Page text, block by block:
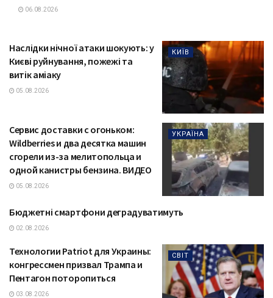
06.08.2026
КИЇВ
Наслідки нічної атаки шокують: у
Києві руйнування, пожежі та
витік аміаку
05.08.2026
УКРАЇНА
Сервис доставки с огоньком:
Wildberries и два десятка машин
сгорели из-за мелитопольца и
одной канистры бензина. ВИДЕО
05.08.2026
ТЕХНОЛОГІЇ
Бюджетні смартфони деградуватимуть
02.08.2026
СВІТ
Технологии Patriot для Украины:
конгрессмен призвал Трампа и
Пентагон поторопиться
03.08.2026